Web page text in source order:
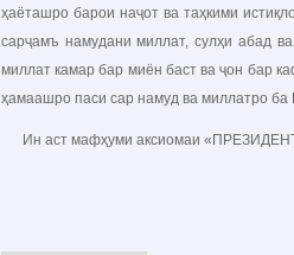
ҳаёташро барои наҷот ва таҳкими
сарҷамъ намудани миллат, сулҳи абад
миллат камар бар миён баст ва ҷон бар
ҳамаашро паси сар намуд ва миллатро ба
Ин аст мафҳуми аксиомаи